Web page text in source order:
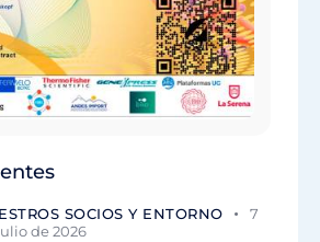
SOCIOS Y ENTORNO
7
de 2026